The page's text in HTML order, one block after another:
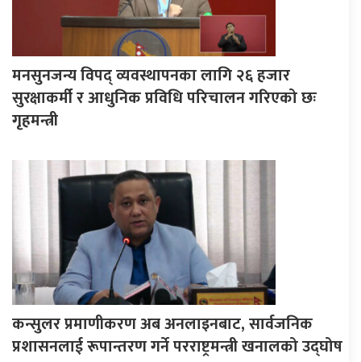
मनसुनजन्य विपद् व्यवस्थापनका लागि २६ हजार
सुरक्षाकर्मी र आधुनिक प्रविधि परिचालन गरिएको छः
गृहमन्त्री
कन्सुलर प्रमाणीकरण अब अनलाइनबाट, सार्वजनिक
प्रशासनलाई रूपान्तरण गर्ने परराष्ट्रमन्त्री खनालको उद्घोष